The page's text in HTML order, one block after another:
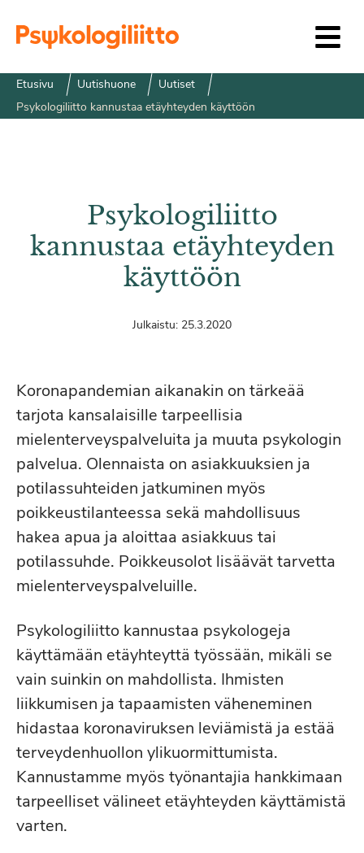
Etusivu Uutishuone
Uutiset
Psykologiliitto kannustaa etäyhteyden käyttöön
Psykologiliitto
kannustaa etäyhteyden
käyttöön
Julkaistu: 25.3.2020
Koronapandemian aikanakin on tärkeää
tarjota kansalaisille tarpeellisia
mielenterveyspalveluita ja muuta psykologin
palvelua. Olennaista on asiakkuuksien ja
potilassuhteiden jatkuminen myös
poikkeustilanteessa sekä mahdollisuus
hakea apua ja aloittaa asiakkuus tai
potilassuhde. Poikkeusolot lisäävät tarvetta
mielenterveyspalveluille.
Psykologiliitto kannustaa psykologeja
käyttämään etäyhteyttä työssään, mikäli se
vain suinkin on mahdollista. Ihmisten
liikkumisen ja tapaamisten väheneminen
hidastaa koronaviruksen leviämistä ja estää
terveydenhuollon ylikuormittumista.
Kannustamme myös työnantajia hankkimaan
tarpeelliset välineet etäyhteyden käyttämistä
varten.